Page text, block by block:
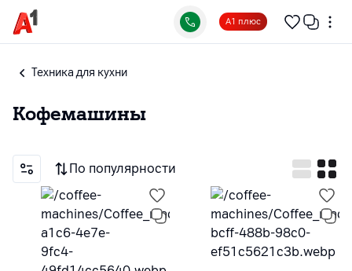
А1 плюс
Техника для кухни
Кофемашины
По популярности